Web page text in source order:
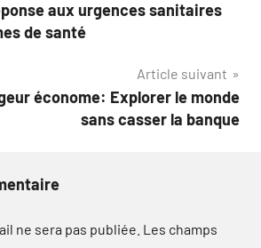
aux urgences sanitaires
de santé
Article suivant
économe: Explorer le monde
sans casser la banque
ne sera pas publiée. Les champs